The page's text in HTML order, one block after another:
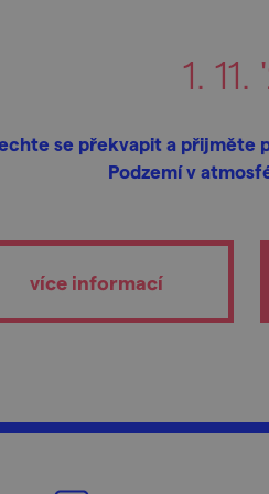
1.
se překvapit a přijměte
Podzemí v
více informací